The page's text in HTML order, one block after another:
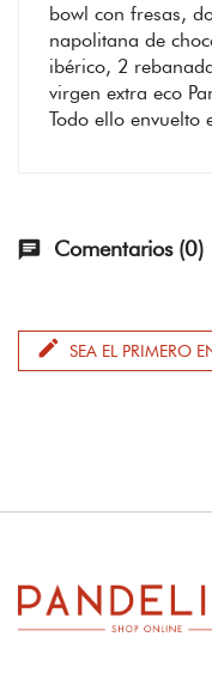
bowl con fresas,
napolitana de
ibérico, 2
virgen extra eco
Todo ello envuelto
chat Comentarios (0)
edit SEA EL PRIMERO